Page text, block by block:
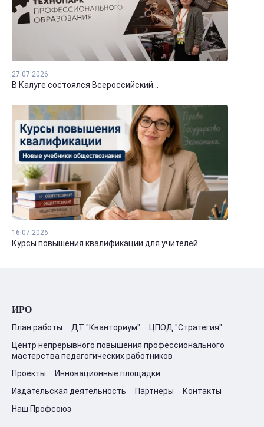
27.07.2026
В Калуге состоялся Всероссийский...
16.07.2026
Курсы повышения квалификации для учителей...
ИРО
План работы ДТ "Кванториум"
ЦПОД "Стратегия"
Центр непрерывного повышения профессионального
мастерства педагогических работников
Проекты
Инновационные площадки
Издательская деятельность
Партнеры
Контакты
Наш Профсоюз